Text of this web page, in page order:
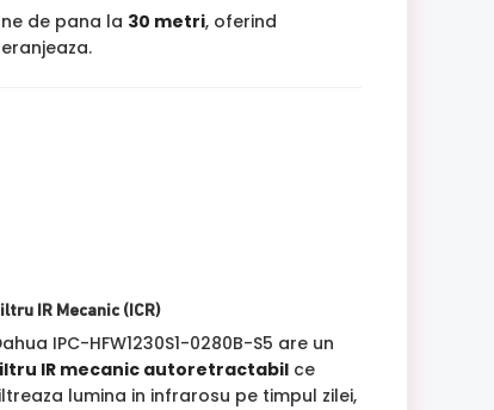
de pana la 30 metri, oferind
IR Mecanic (ICR)
IPC-HFW1230S1-0280B-S5 are un
IR mecanic autoretractabilce
lumina in infrarosu pe timpul zilei,